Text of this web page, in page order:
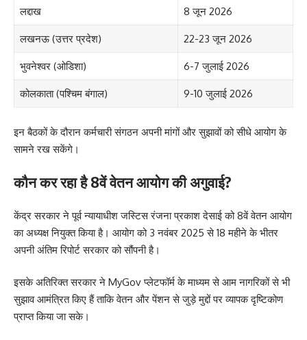
लद्दाख 8 जून 2026
लखनऊ (उत्तर प्रदेश) 22-23 जून 2026
भुवनेश्वर (ओडिशा) 6-7 जुलाई 2026
कोलकाता (पश्चिम बंगाल) 9-10 जुलाई 2026
इन बैठकों के दौरान कर्मचारी संगठन अपनी मांगों और सुझावों को सीधे आयोग के
सामने रख सकेंगे।
कौन कर रहा है 8वें वेतन आयोग की अगुवाई?
केंद्र सरकार ने पूर्व न्यायाधीश जस्टिस रंजना प्रकाश देसाई को 8वें वेतन आयोग
का अध्यक्ष नियुक्त किया है। आयोग को 3 नवंबर 2025 से 18 महीने के भीतर
अपनी अंतिम रिपोर्ट सरकार को सौंपनी है।
इसके अतिरिक्त सरकार ने MyGov प्लेटफॉर्म के माध्यम से आम नागरिकों से भी
सुझाव आमंत्रित किए हैं ताकि वेतन और पेंशन से जुड़े मुद्दों पर व्यापक दृष्टिकोण
प्राप्त किया जा सके।